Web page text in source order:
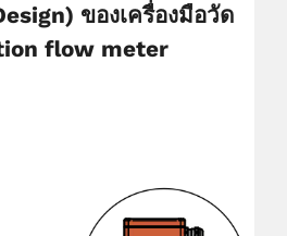
ของเครื่องมือวัด
flow meter